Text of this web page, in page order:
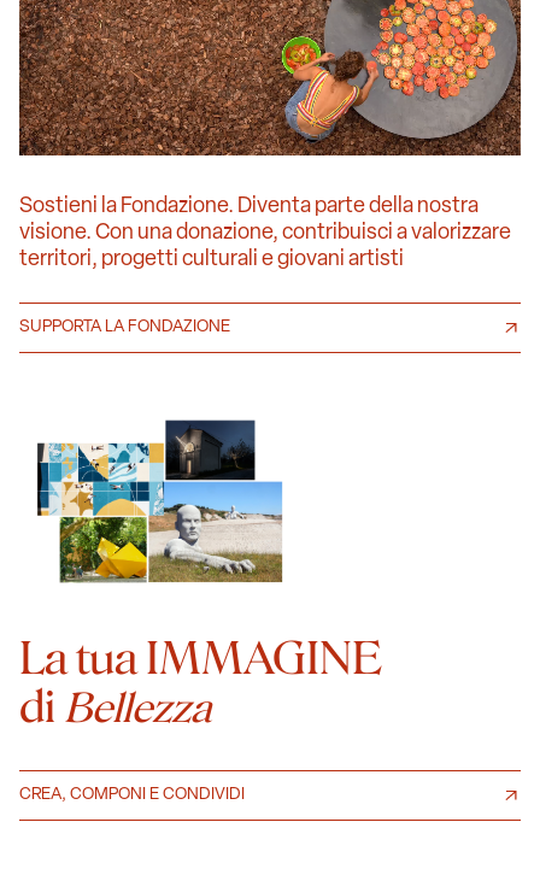
Sostieni la Fondazione. Diventa parte della nostra
visione. Con una donazione, contribuisci a valorizzare
territori, progetti culturali e giovani artisti
SUPPORTA LA FONDAZIONE
La tua IMMAGINE
di Bellezza
CREA, COMPONI E CONDIVIDI